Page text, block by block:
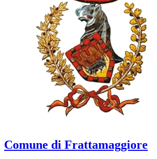
Comune di Frattamaggiore